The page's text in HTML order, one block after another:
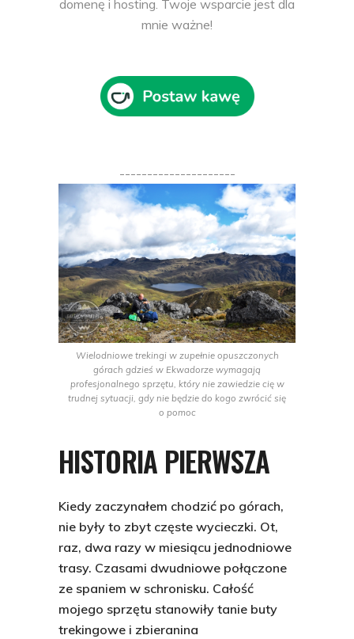
domenę i hosting. Twoje wsparcie jest dla
mnie ważne!
---------------------
Wielodniowe trekingi w zupełnie opuszczonych
górach gdzieś w Ekwadorze wymagają
profesjonalnego sprzętu, który nie zawiedzie cię w
trudnej sytuacji, gdy nie będzie do kogo zwrócić się
o pomoc
HISTORIA PIERWSZA
Kiedy zaczynałem chodzić po górach,
nie były to zbyt częste wycieczki. Ot,
raz, dwa razy w miesiącu jednodniowe
trasy. Czasami dwudniowe połączone
ze spaniem w schronisku. Całość
mojego sprzętu stanowiły tanie buty
trekingowe i zbieranina